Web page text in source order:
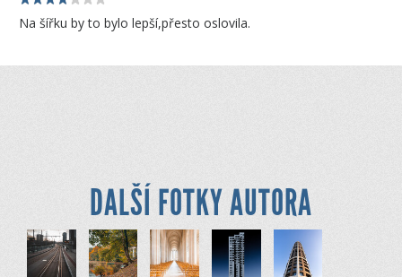
Na šířku by to bylo lepší,přesto oslovila.
DALŠÍ FOTKY AUTORA